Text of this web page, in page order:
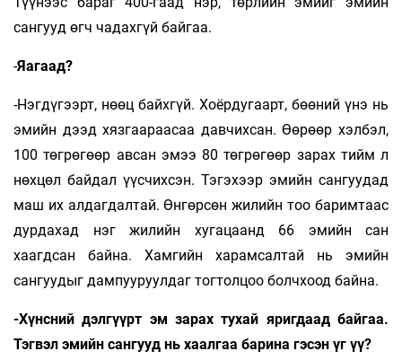
сангууд өгч чадахгүй байгаа.
-Яагаад?
-Нэгдүгээрт, нөөц байхгүй. Хоёрдугаарт, бөөний үнэ нь
эмийн дээд хязгаараасаа давчихсан. Өөрөөр хэлбэл,
100 төгрөгөөр авсан эмээ 80 төгрөгөөр зарах тийм л
нөхцөл байдал үүсчихсэн. Тэгэхээр эмийн сангуудад
маш их алдагдалтай. Өнгөрсөн жилийн тоо баримтаас
дурдахад нэг жилийн хугацаанд 66 эмийн сан
хаагдсан байна. Хамгийн харамсалтай нь эмийн
сангуудыг дампууруулдаг тогтолцоо болчхоод байна.
-Хүнсний дэлгүүрт эм зарах тухай яригдаад байгаа.
Тэгвэл эмийн сангууд нь хаалгаа барина гэсэн үг үү?